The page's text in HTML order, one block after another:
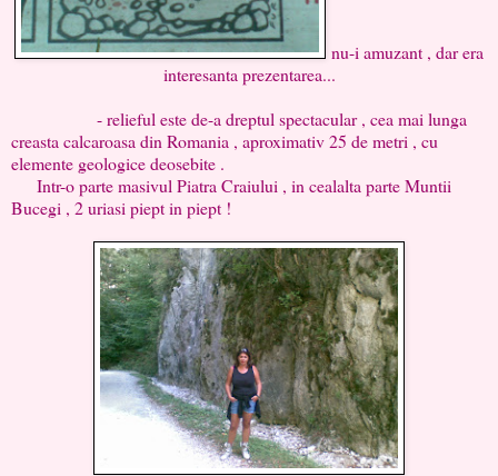
nu-i amuzant , dar era
interesanta prezentarea...
- relieful este de-a dreptul spectacular , cea mai lunga
creasta calcaroasa din Romania , aproximativ 25 de metri , cu
elemente geologice deosebite .
Intr-o parte masivul Piatra Craiului , in cealalta parte Muntii
Bucegi , 2 uriasi piept in piept !